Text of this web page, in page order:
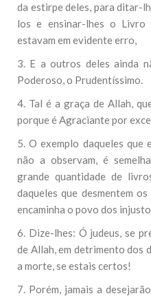
da estirpe deles, para ditar-
los e ensinar-lhes o Livro
estavam em evidente erro,
3. E a outros deles ainda
Poderoso, o Prudentíssimo.
4. Tal é a graça de Allah,
porque é Agraciante por
5. O exemplo daqueles que
não a observam, é
grande quantidade de
daqueles que desmentem
encaminha o povo dos
6. Dize-lhes: Ó judeus, se
de Allah, em detrimento dos
a morte, se estais certos!
7. Porém, jamais a